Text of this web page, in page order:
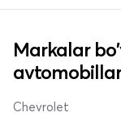
Markalar
avtomobillar
Chevrolet